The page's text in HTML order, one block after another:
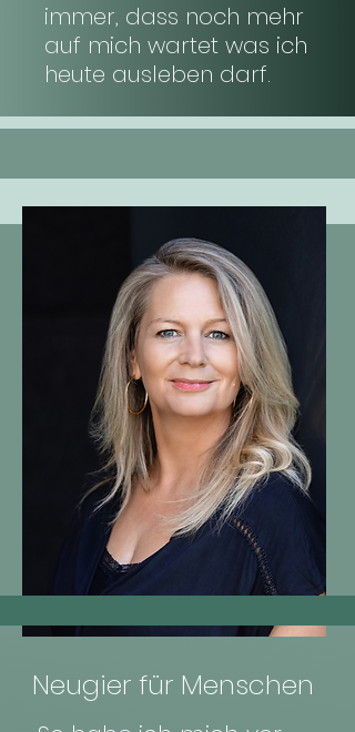
immer, dass noch mehr
auf mich wartet was ich
heute ausleben darf.
Neugier für Menschen